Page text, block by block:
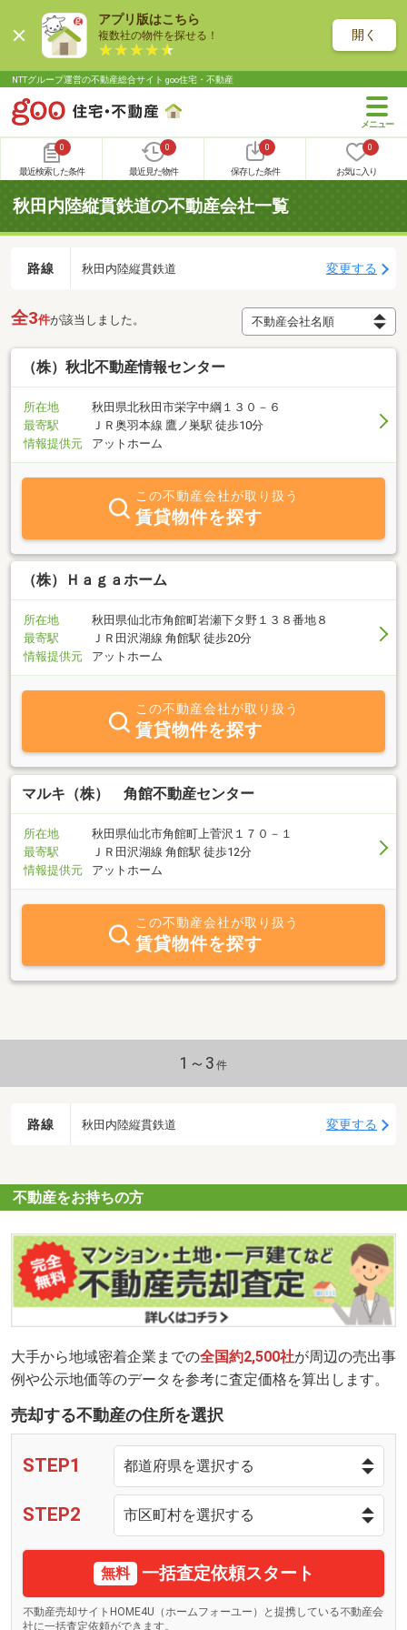
アプリ版はこちら
複数社の物件を探せる！ 開く
NTTグループ運営の不動産総合サイト goo住宅・不動産
0
最近検索した条件
0
最近見た物件
0
保存した条件
0
お気に入り
秋田内陸縦貫鉄道の不動産会社一覧
路線 秋田内陸縦貫鉄道 変更する
全3件が該当しました。
（株）秋北不動産情報センター
所在地
秋田県北秋田市栄字中綱１３０－６
最寄駅
ＪＲ奥羽本線 鷹ノ巣駅 徒歩10分
情報提供元
アットホーム
この不動産会社が取り扱う
賃貸物件を探す
（株）Ｈａｇａホーム
所在地
秋田県仙北市角館町岩瀬下タ野１３８番地８
最寄駅
ＪＲ田沢湖線 角館駅 徒歩20分
情報提供元
アットホーム
この不動産会社が取り扱う
賃貸物件を探す
マルキ（株） 角館不動産センター
所在地
秋田県仙北市角館町上菅沢１７０－１
最寄駅
ＪＲ田沢湖線 角館駅 徒歩12分
情報提供元
アットホーム
この不動産会社が取り扱う
賃貸物件を探す
1～3 件
路線 秋田内陸縦貫鉄道 変更する
不動産をお持ちの方
大手から地域密着企業までの全国約2,500社が周辺の売出事
例や公示地価等のデータを参考に査定価格を算出します。
売却する不動産の住所を選択
STEP1
STEP2
無料 一括査定依頼スタート
不動産売却サイトHOME4U（ホームフォーユー）と提携している不動産会
社に一括査定依頼ができます。